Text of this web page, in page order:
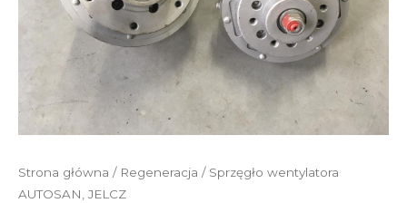
Strona główna / Regeneracja / Sprzęgło wentylatora
AUTOSAN, JELCZ